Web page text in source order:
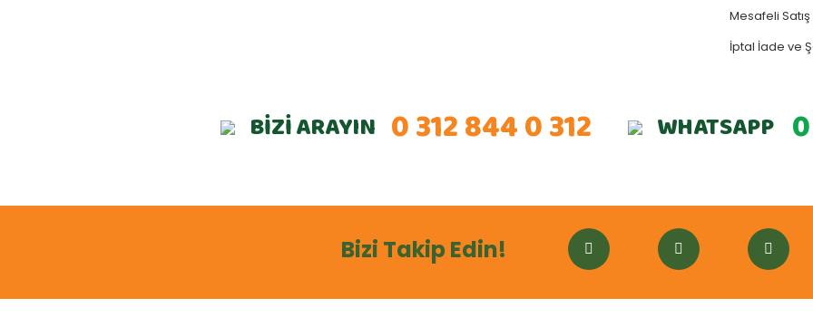
Mesafeli
İptal İade ve
BİZİ ARAYIN 0 312 844 0 312 WHATSAPP
Bizi Takip Edin!